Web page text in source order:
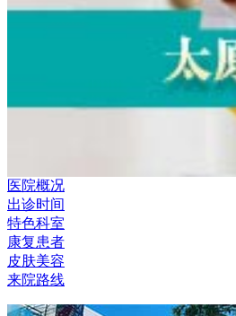
医院概况
出诊时间
特色科室
康复患者
皮肤美容
来院路线